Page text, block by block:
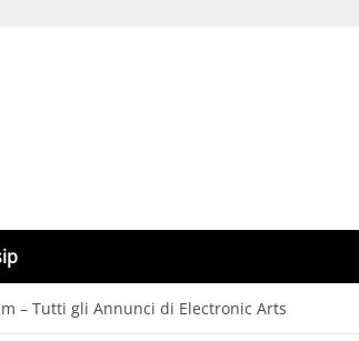
– Tutti gli Annunci di Electronic Arts